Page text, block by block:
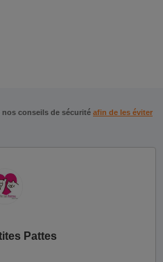
conseils de sécurité afin de les éviter
Pattes